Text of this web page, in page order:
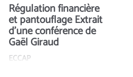
Régulation financière
et pantouflage Extrait
d’une conférence de
Gaël Giraud
ECCAP